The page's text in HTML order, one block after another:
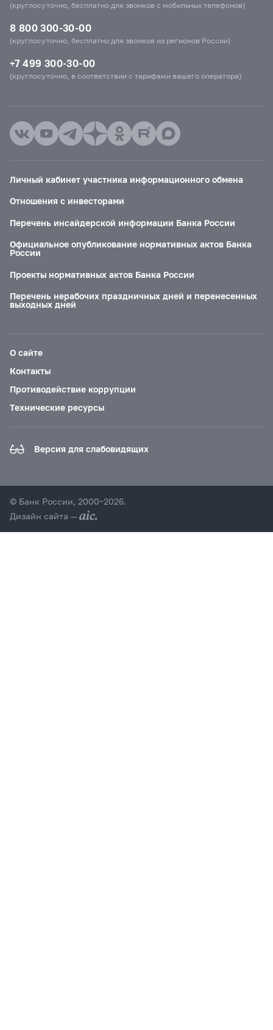
(круглосуточно, бесплатно для звонков с мобильных телефонов)
8 800 300-30-00
(круглосуточно, бесплатно для звонков из регионов России)
+7 499 300-30-00
(круглосуточно, в соответствии с тарифами вашего оператора)
Личный кабинет участника информационного обмена
Отношения с инвесторами
Перечень инсайдерской информации Банка России
Официальное опубликование нормативных актов Банка
России
Проекты нормативных актов Банка России
Перечень нерабочих праздничных дней и перенесенных
выходных дней
О сайте
Контакты
Противодействие коррупции
Технические ресурсы
Версия для слабовидящих
© Банк России, 2000–2026.
Дизайн сайта —